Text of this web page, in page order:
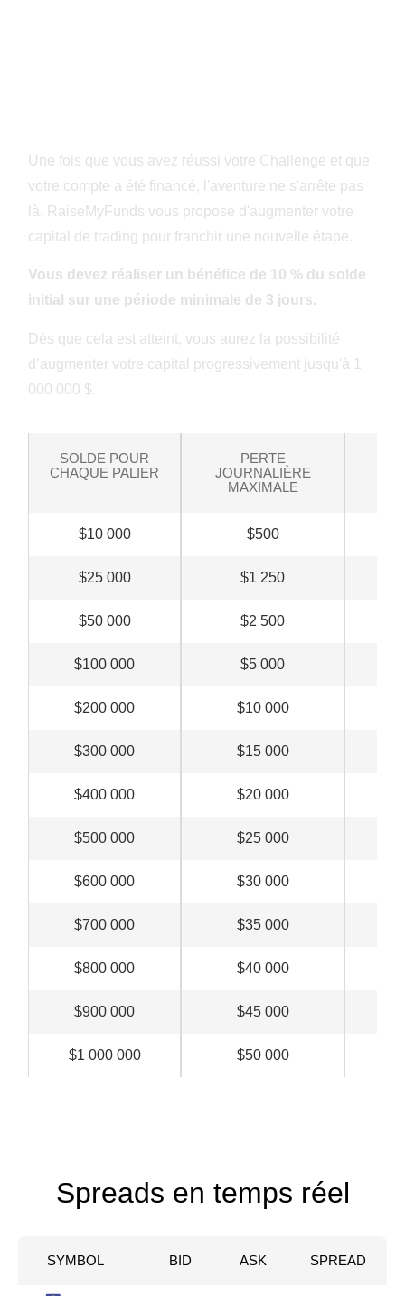
Une fois que vous avez réussi votre Challenge et que
votre compte a été financé, l'aventure ne s'arrête pas
là. RaiseMyFunds vous propose d'augmenter votre
capital de trading pour franchir une nouvelle étape.
Vous devez réaliser un bénéfice de 10 % du solde
initial sur une période minimale de 3 jours.
Dès que cela est atteint, vous aurez la possibilité
d’augmenter votre capital progressivement jusqu'à 1
000 000 $.
SOLDE POUR
CHAQUE PALIER
PERTE
JOURNALIÈRE
MAXIMALE
$10 000 $500
$25 000 $1 250
$50 000 $2 500
$100 000 $5 000
$200 000 $10 000
$300 000 $15 000
$400 000 $20 000
$500 000 $25 000
$600 000 $30 000
$700 000 $35 000
$800 000 $40 000
$900 000 $45 000
$1 000 000 $50 000
Spreads en temps réel
SYMBOL BID ASK SPREAD